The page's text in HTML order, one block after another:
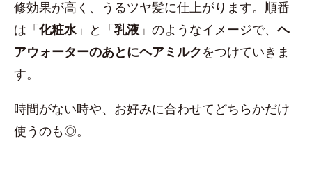
修効果が高く、うるツヤ髪に仕上がります。順番
は「化粧水」と「乳液 」のようなイメージで、 ヘ
アウォーターのあとにヘアミルクをつけていきま
す。
時間がない時や、お好みに合わせてどちらかだけ
使うのも◎。